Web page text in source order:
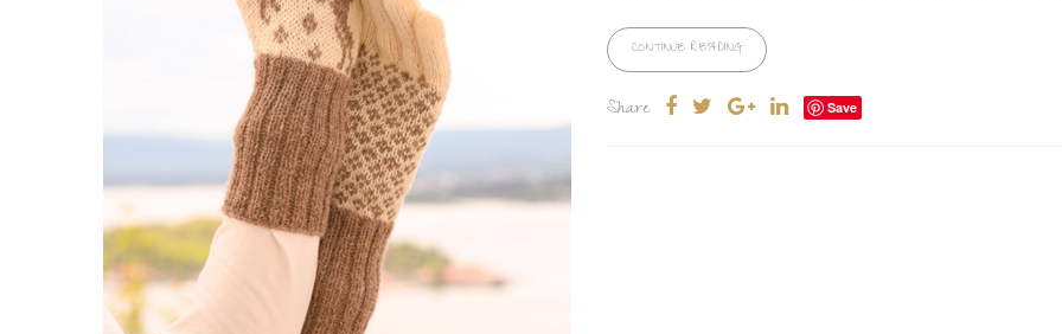
CONTINUE READING
Share Save